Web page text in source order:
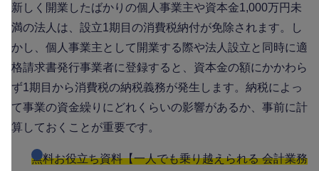
新しく開業したばかりの個人事業主や資本金1,000万円未
満の法人は、設立1期目の消費税納付が免除されます。し
かし、個人事業主として開業する際や法人設立と同時に適
格請求書発行事業者に登録すると、資本金の額にかかわら
ず1期目から消費税の納税義務が発生します。納税によっ
て事業の資金繰りにどれくらいの影響があるか、事前に計
算しておくことが重要です。
無料お役立ち資料【一人でも乗り越えられる 会計業務